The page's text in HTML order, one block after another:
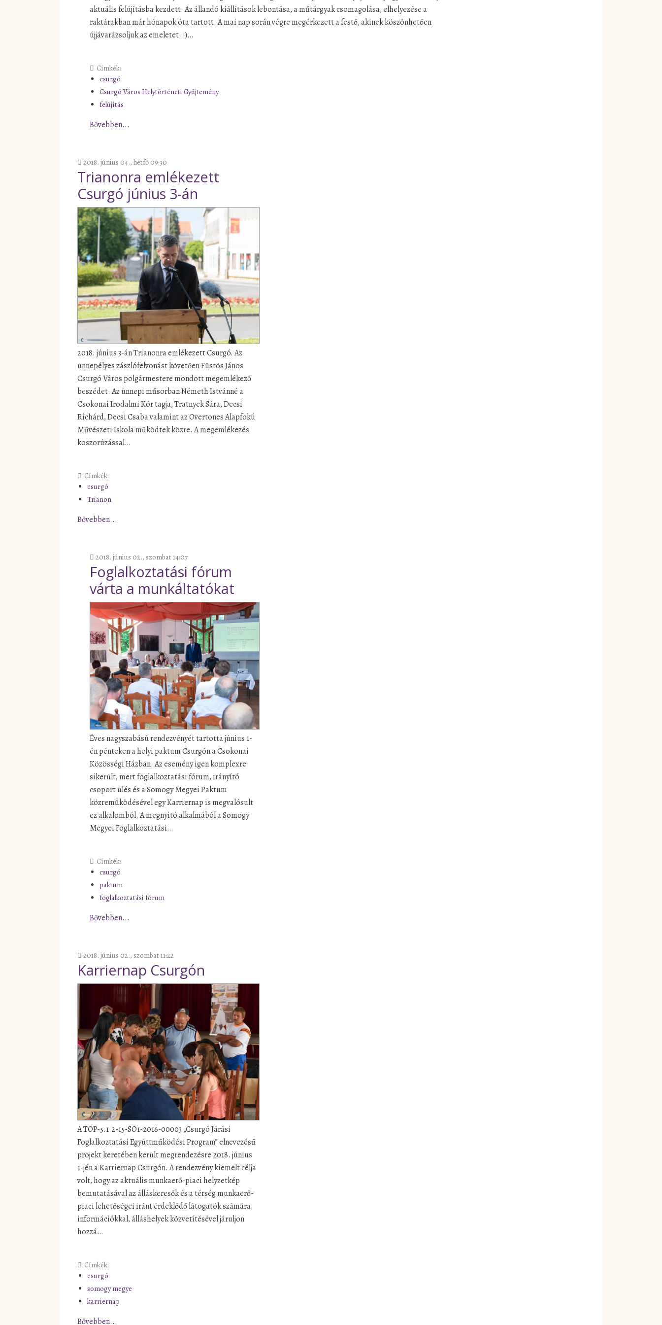
aktuális felújításba kezdett. Az állandó kiállítások lebontása, a műtárgyak csomagolása, elhelyezése a
raktárakban már hónapok óta tartott. A mai nap során végre megérkezett a festő, akinek köszönhetően
újjávarázsoljuk az emeletet. :)…
Címkék:
csurgó
Csurgó Város Helytörténeti Gyűjtemény
felújítás
Bővebben...
2018. június 04., hétfő 09:30
Trianonra emlékezett
Csurgó június 3-án
2018. június 3-án Trianonra emlékezett Csurgó. Az
ünnepélyes zászlófelvonást követően Füstös János
Csurgó Város polgármestere mondott megemlékező
beszédet. Az ünnepi műsorban Németh Istvánné a
Csokonai Irodalmi Kör tagja, Tratnyek Sára, Decsi
Richárd, Decsi Csaba valamint az Overtones Alapfokú
Művészeti Iskola működtek közre. A megemlékezés
koszorúzással…
Címkék:
csurgó
Trianon
Bővebben...
2018. június 02., szombat 14:07
Foglalkoztatási fórum
várta a munkáltatókat
Éves nagyszabású rendezvényét tartotta június 1-
én pénteken a helyi paktum Csurgón a Csokonai
Közösségi Házban. Az esemény igen komplexre
sikerült, mert foglalkoztatási fórum, irányító
csoport ülés és a Somogy Megyei Paktum
közreműködésével egy Karriernap is megvalósult
ez alkalomból. A megnyitó alkalmából a Somogy
Megyei Foglalkoztatási…
Címkék:
csurgó
paktum
foglalkoztatási fórum
Bővebben...
2018. június 02., szombat 11:22
Karriernap Csurgón
A TOP-5.1.2-15-SO1-2016-00003 „Csurgó Járási
Foglalkoztatási Együttműködési Program” elnevezésű
projekt keretében került megrendezésre 2018. június
1-jén a Karriernap Csurgón. A rendezvény kiemelt célja
volt, hogy az aktuális munkaerő-piaci helyzetkép
bemutatásával az álláskeresők és a térség munkaerő-
piaci lehetőségei iránt érdeklődő látogatók számára
információkkal, álláshelyek közvetítésével járuljon
hozzá…
Címkék:
csurgó
somogy megye
karriernap
Bővebben...